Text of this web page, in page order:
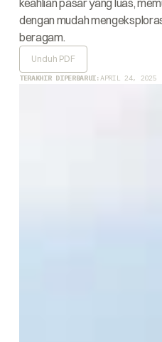
keahlian pasar yang luas,
dengan mudah
beragam.
Unduh PDF
TERAKHIR DIPERBARUI:APRIL 24, 2025